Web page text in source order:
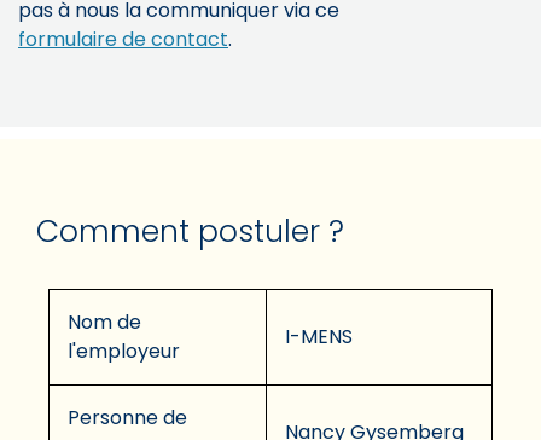
pas à nous la communiquer via ce
formulaire de contact.
Comment postuler ?
Nom de
l'employeur
I-MENS
Personne de
Nancy Gysemberg